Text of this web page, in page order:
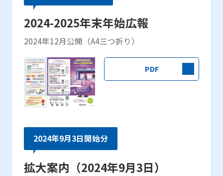
2024-2025年末年始広報
2024年12月公開（A4三つ折り）
PDF
2024年9月3日開始分
拡大案内（2024年9月3日）